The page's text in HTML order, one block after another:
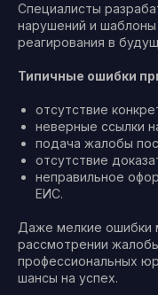
Специалисты
нарушений и
реагирования в
Типичные ошибки
отсутствие
неверные ссылки
подача жалобы
отсутствие
неправильное
ЕИС.
Даже мелкие ошибки
рассмотрении
профессиональных
шансы на успех.